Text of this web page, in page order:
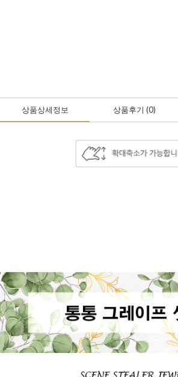
상품상세정보 상품후기 (0)